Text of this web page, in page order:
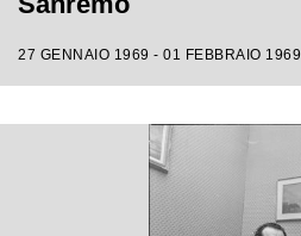
27 GENNAIO 1969 - 01 FEBBRAIO 1969